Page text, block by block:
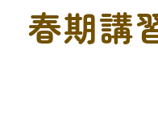
春期講